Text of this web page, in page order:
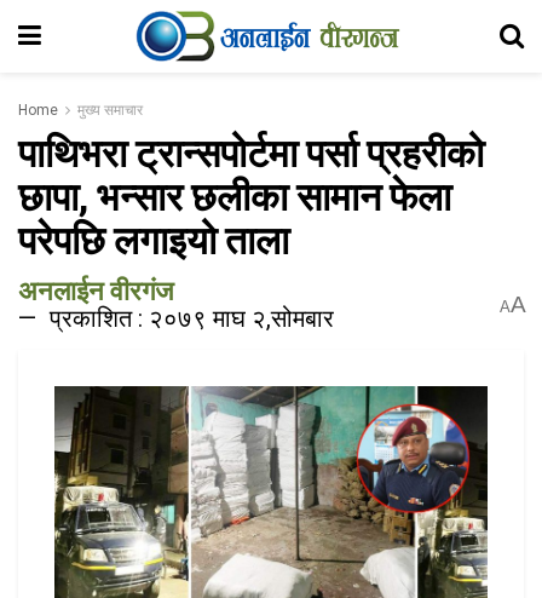
Home मुख्य समाचार
पाथिभरा ट्रान्सपोर्टमा पर्सा प्रहरीको
छापा, भन्सार छलीका सामान फेला
परेपछि लगाइयो ताला
अनलाईन वीरगंज
प्रकाशित : २०७९ माघ २,सोमबार AA